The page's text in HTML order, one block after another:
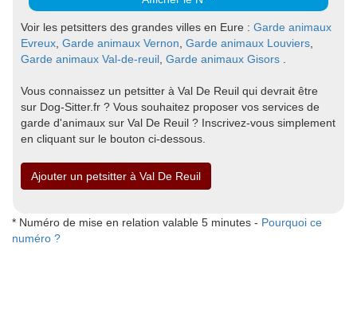
Voir les petsitters des grandes villes en Eure : Garde animaux
Evreux Garde animaux Vernon Garde animaux Louviers
Garde animaux Val-de-reuil Garde animaux Gisors
Vous connaissez un petsitter à Val De Reuil qui devrait être
sur Dog-Sitter.fr ? Vous souhaitez proposer vos services de
garde d'animaux sur Val De Reuil ? Inscrivez-vous simplement
en cliquant sur le bouton ci-dessous.
Ajouter un petsitter à Val De Reuil
* Numéro de mise en relation valable 5 minutes - Pourquoi ce
numéro ?